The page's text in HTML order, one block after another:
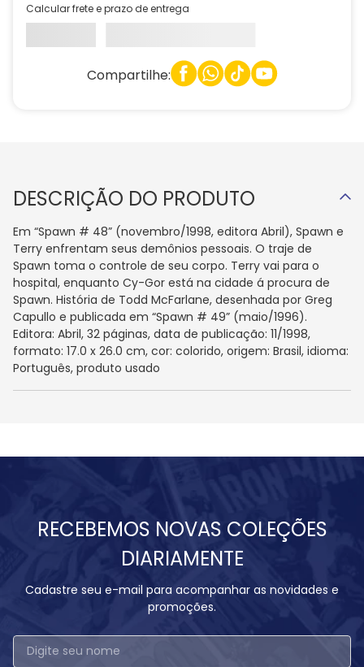
Calcular frete e prazo de entrega
Compartilhe:
DESCRIÇÃO DO PRODUTO
Em “Spawn # 48” (novembro/1998, editora Abril), Spawn e
Terry enfrentam seus demônios pessoais. O traje de
Spawn toma o controle de seu corpo. Terry vai para o
hospital, enquanto Cy-Gor está na cidade á procura de
Spawn. História de Todd McFarlane, desenhada por Greg
Capullo e publicada em “Spawn # 49” (maio/1996).
Editora: Abril, 32 páginas, data de publicação: 11/1998,
formato: 17.0 x 26.0 cm, cor: colorido, origem: Brasil, idioma:
Português, produto usado
RECEBEMOS NOVAS COLEÇÕES
DIARIAMENTE
Cadastre seu e-mail para acompanhar as novidades e
promoções.